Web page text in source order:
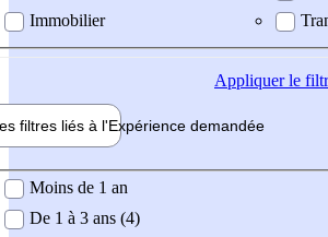
Immobilier
Appliquerle
filtres liés à l'Expérience demandée
demandée
Moins de 1 an
De 1 à 3 ans (4)